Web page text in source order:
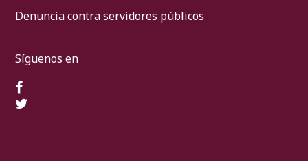
Denuncia contra servidores públicos
Síguenos en